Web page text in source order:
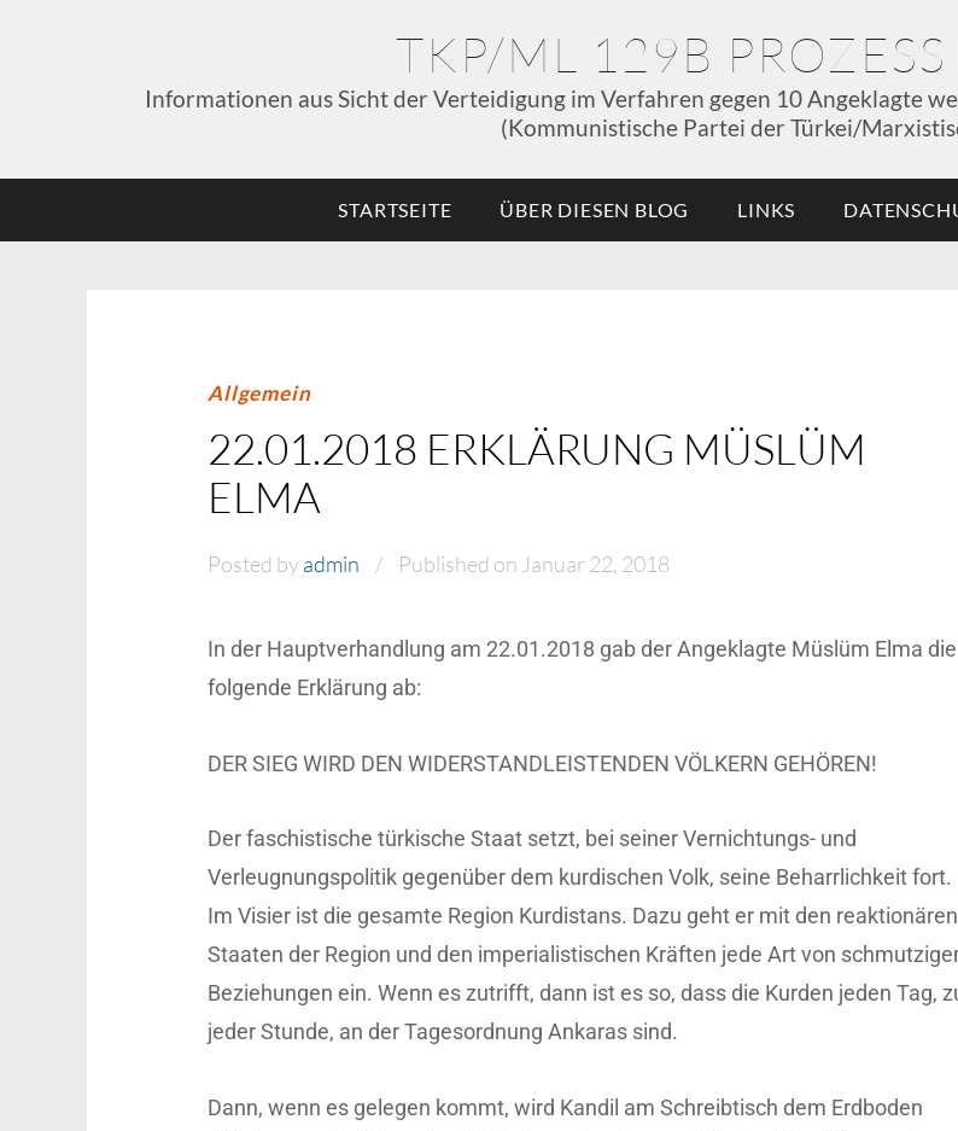
TKP/ML 129B
Informationen aus Sicht der Verteidigung im Verfahren gegen 10 Angeklagte
(Kommunistische Partei der Türkei/
STARTSEITE ÜBER DIESEN BLOG LINKS
Allgemein
22.01.2018 ERKLÄRUNG MÜSLÜM
ELMA
Posted byadmin Published on Januar 22, 2018
In der Hauptverhandlung am 22.01.2018 gab der Angeklagte Müslüm Elma die
folgende Erklärung ab:
DER SIEG WIRD DEN WIDERSTANDLEISTENDEN VÖLKERN GEHÖREN!
Der faschistische türkische Staat setzt, bei seiner Vernichtungs- und
Verleugnungspolitik gegenüber dem kurdischen Volk, seine Beharrlichkeit fort.
Im Visier ist die gesamte Region Kurdistans. Dazu geht er mit den reaktionären
Staaten der Region und den imperialistischen Kräften jede Art von
Beziehungen ein. Wenn es zutrifft, dann ist es so, dass die Kurden jeden Tag,
jeder Stunde, an der Tagesordnung Ankaras sind.
Dann, wenn es gelegen kommt, wird Kandil am Schreibtisch dem Erdboden